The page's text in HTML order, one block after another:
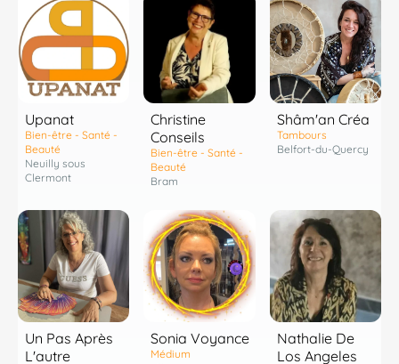
Upanat
Bien-être - Santé -
Beauté
Neuilly sous
Clermont
Christine
Conseils
Bien-être - Santé -
Beauté
Bram
Shâm'an Créa
Tambours
Belfort-du-Quercy
Un Pas Après
L'autre
Sonia Voyance
Médium
Nathalie De
Los Angeles